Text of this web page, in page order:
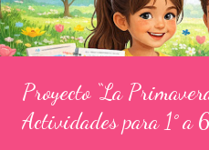
Proyecto “La
Actividades para 1° a